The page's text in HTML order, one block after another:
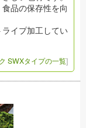
品の保存性を向
イプ加工してい
SWXタイプの一覧]